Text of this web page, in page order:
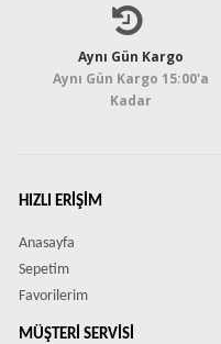
Aynı Gün Kargo
Aynı Gün Kargo 15:00'a
Kadar
HIZLI ERIŞIM
Anasayfa
Sepetim
Favorilerim
MÜŞTERI SERVISI